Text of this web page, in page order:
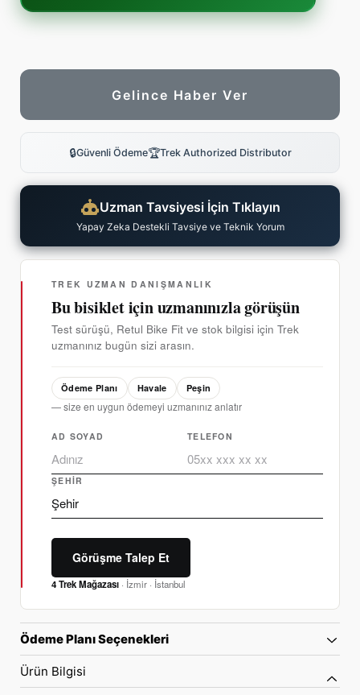
Gelince Haber Ver
🔒Güvenli Ödeme🏆Trek Authorized Distributor
Uzman Tavsiyesi İçin Tıklayın
Yapay Zeka Destekli Tavsiye ve Teknik Yorum
TREK UZMAN DANIŞMANLIK
Bu bisiklet için uzmanınızla görüşün
Test sürüşü, Retul Bike Fit ve stok bilgisi için Trek
uzmanınız bugün sizi arasın.
Ödeme Planı Havale Peşin
— size en uygun ödemeyi uzmanınız anlatır
AD SOYAD TELEFON
ŞEHIR
Görüşme Talep Et
4 Trek Mağazası · İzmir · İstanbul
Ödeme Planı Seçenekleri
Ürün Bilgisi